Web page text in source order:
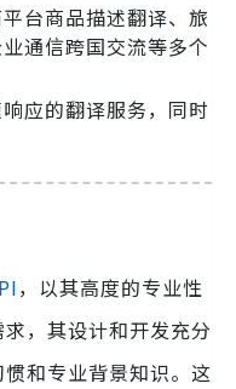
台商品描述翻译、旅
通信跨国交流等多个
应的翻译服务，同时
，以其高度的专业性
，其设计和开发充分
和专业背景知识。这